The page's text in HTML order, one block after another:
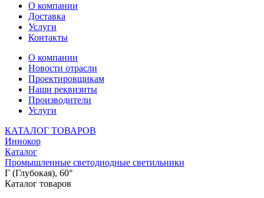
О компании
Доставка
Услуги
Контакты
О компании
Новости отрасли
Проектировщикам
Наши реквизиты
Производители
Услуги
КАТАЛОГ ТОВАРОВ
Иннокор
Каталог
Промышленные светодиодные светильники
Г (Глубокая), 60°
Каталог товаров